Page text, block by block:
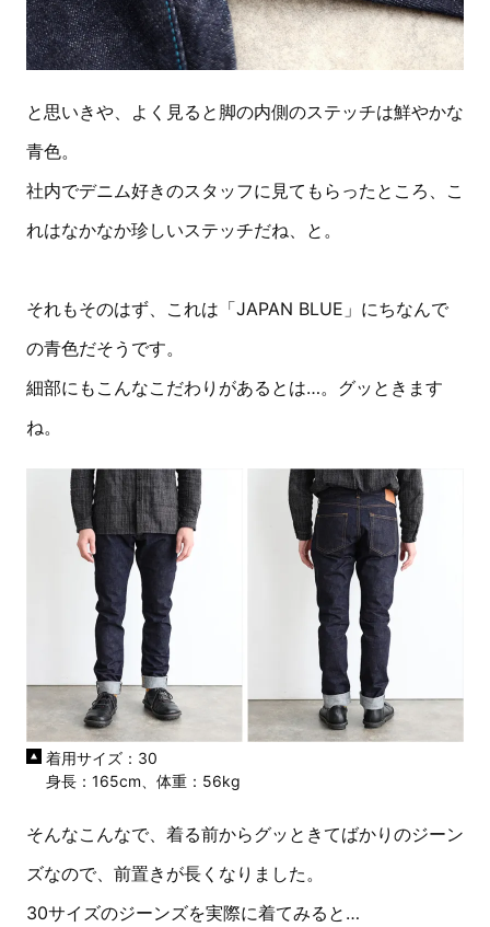
と思いきや、よく見ると脚の内側のステッチは鮮やかな
青色。
社内でデニム好きのスタッフに見てもらったところ、こ
れはなかなか珍しいステッチだね、と。
それもそのはず、これは「JAPAN BLUE」にちなんで
の青色だそうです。
細部にもこんなこだわりがあるとは…。グッときます
ね。
着用サイズ：30
身長：165cm、体重：56kg
そんなこんなで、着る前からグッときてばかりのジーン
ズなので、前置きが長くなりました。
30サイズのジーンズを実際に着てみると…